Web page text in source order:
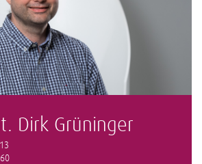
Dirk Grüninger